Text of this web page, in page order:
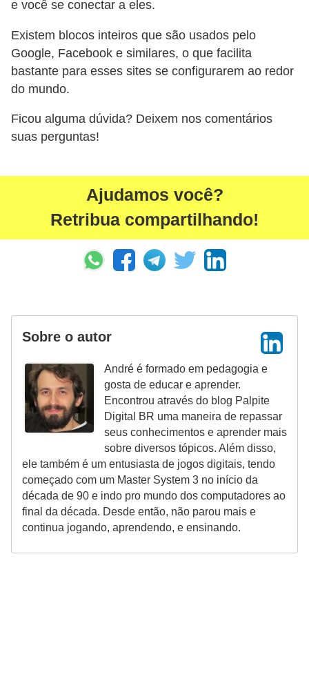
e você se conectar a eles.
Existem blocos inteiros que são usados ​​pelo
Google, Facebook e similares, o que facilita
bastante para esses sites se configurarem ao redor
do mundo.
Ficou alguma dúvida? Deixem nos comentários
suas perguntas!
Ajudamos você?
Retribua compartilhando!
Sobre o autor
André é formado em pedagogia e
gosta de educar e aprender.
Encontrou através do blog Palpite
Digital BR uma maneira de repassar
seus conhecimentos e aprender mais
sobre diversos tópicos. Além disso,
ele também é um entusiasta de jogos digitais, tendo
começado com um Master System 3 no início da
década de 90 e indo pro mundo dos computadores ao
final da década. Desde então, não parou mais e
continua jogando, aprendendo, e ensinando.